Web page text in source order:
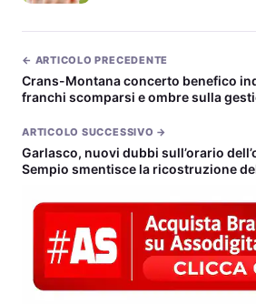
← ARTICOLO PRECEDENTE
Crans-Montana concerto benefico
franchi scomparsi e ombre sulla
ARTICOLO SUCCESSIVO →
Garlasco, nuovi dubbi sull’orario
Sempio smentisce la ricostruzione